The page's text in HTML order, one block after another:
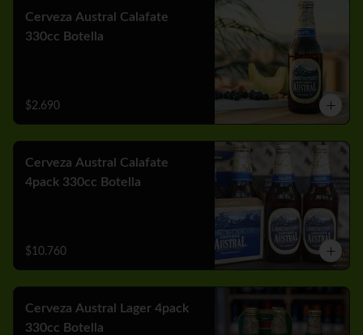
Cerveza Austral Calafate
330cc Botella
$2.690
Cerveza Austral Calafate
4pack 330cc Botella
$10.760
Cerveza Austral Lager 4pack
330cc Botella